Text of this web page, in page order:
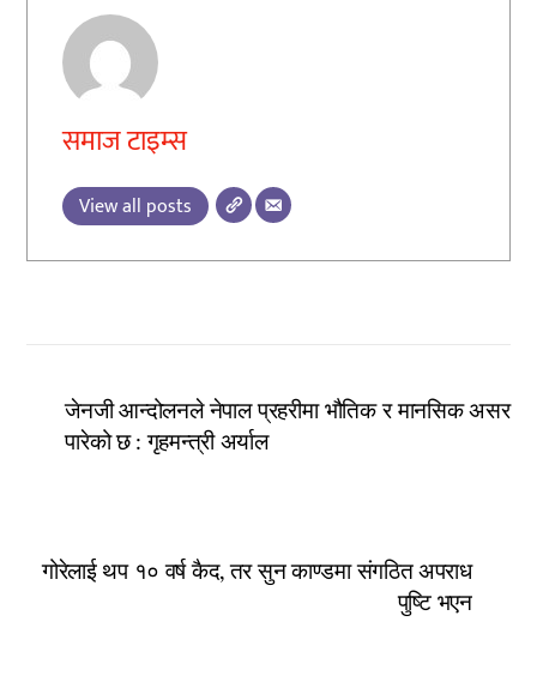
समाज टाइम्स
View all posts
जेनजी आन्दोलनले नेपाल प्रहरीमा भौतिक र मानसिक असर
पारेको छ : गृहमन्त्री अर्याल
गोरेलाई थप १० वर्ष कैद, तर सुन काण्डमा संगठित अपराध
पुष्टि भएन